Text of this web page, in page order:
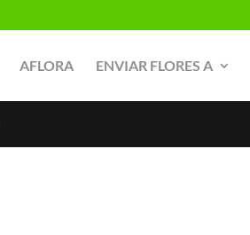
AFLORA ENVIAR FLORES A